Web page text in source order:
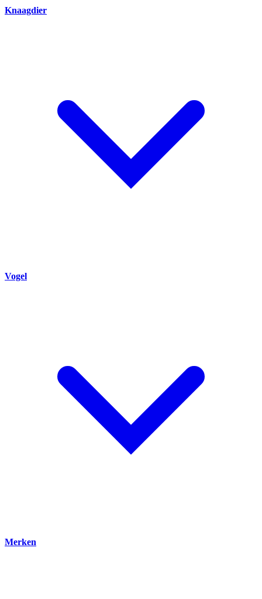
Knaagdier
Vogel
Merken